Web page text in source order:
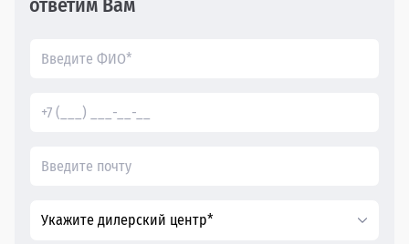
ответим Вам
Укажите дилерский центр*